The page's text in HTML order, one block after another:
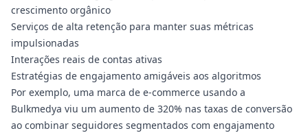
crescimento orgânico
Serviços de alta retenção para manter suas métricas
impulsionadas
Interações reais de contas ativas
Estratégias de engajamento amigáveis aos algoritmos
Por exemplo, uma marca de e-commerce usando a
Bulkmedya viu um aumento de 320% nas taxas de conversão
ao combinar seguidores segmentados com engajamento